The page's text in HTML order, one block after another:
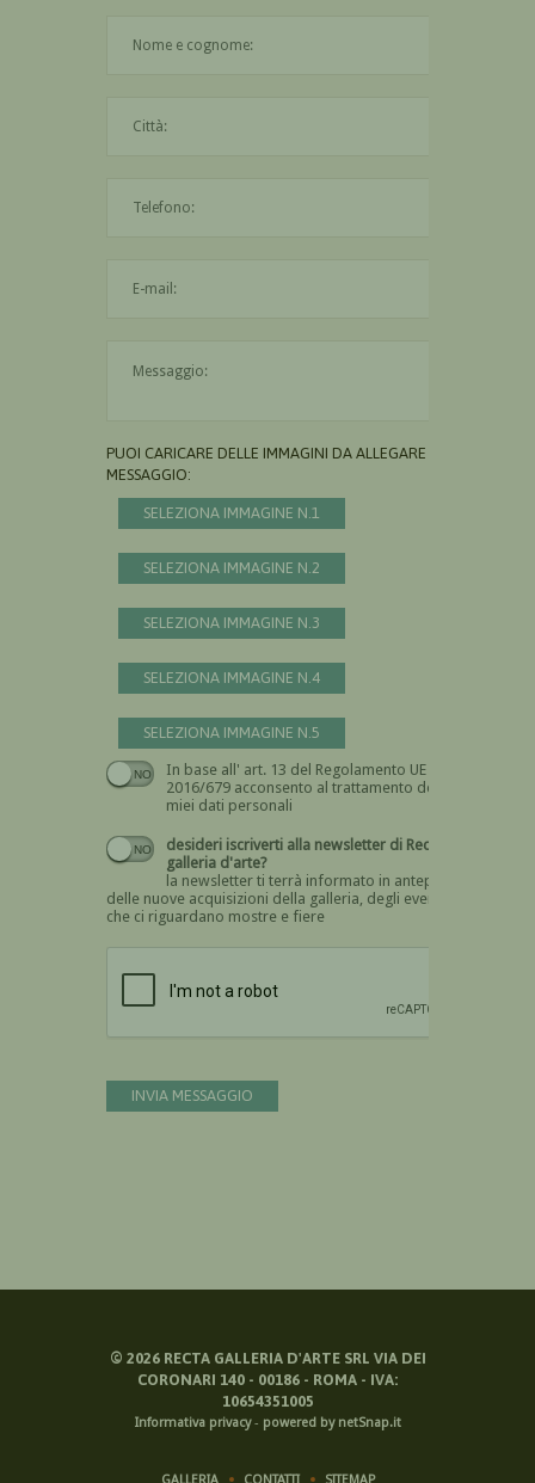
PUOI CARICARE DELLE IMMAGINI DA ALLEGARE AL
MESSAGGIO:
SELEZIONA IMMAGINE N.1
SELEZIONA IMMAGINE N.2
SELEZIONA IMMAGINE N.3
SELEZIONA IMMAGINE N.4
SELEZIONA IMMAGINE N.5
In base all' art. 13 del Regolamento UE n.
2016/679 acconsento al trattamento dei
miei dati personali
Devi dare il consenso
desideri iscriverti alla newsletter di Recta
galleria d'arte?
la newsletter ti terrà informato in anteprima
delle nuove acquisizioni della galleria, degli eventi
che ci riguardano mostre e fiere
INVIA MESSAGGIO
© 2026RECTA GALLERIA D'ARTE SRL VIA DEI
CORONARI 140 - 00186 - ROMA - IVA:
10654351005
Informativa privacy- powered by netSnap.it